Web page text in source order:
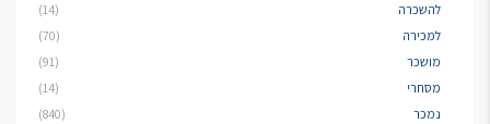
להשכרה
(14)
למכירה
(70)
מושכר
(91)
מסחרי
(14)
נמכר
(840)